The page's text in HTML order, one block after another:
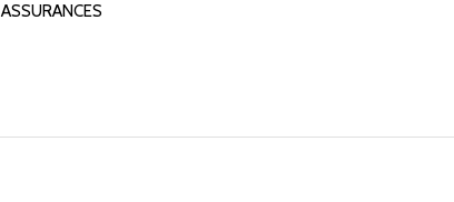
ASSURANCES